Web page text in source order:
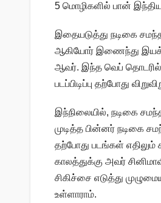
5 மொழிகளில் பான்
இதையடுத்து நடிகை
ஆகியோர் இணைந்து
ஆவர். இந்த வெப் தொடரில்
படப்பிடிப்பு தற்போது
இந்நிலையில், நடிகை
முடித்த பின்னர் நடிகை
தற்போது படங்கள் எதிலும்
காலத்துக்கு அவர்
சிகிச்சை எடுத்து
உள்ளாராம்.